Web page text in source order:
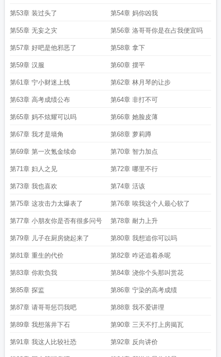
第53章 装过头了 第54章 妈你凶我
第55章 无妄之灾 第56章 洛哥哥你是在占我便宜吗
第57章 好吧是他邪恶了 第58章 拿下
第59章 汉服 第60章 摆平
第61章 宁小财迷上线 第62章 林月琴的让步
第63章 高考成绩公布 第64章 非打不可
第65章 妈不炫耀可以吗 第66章 她脸皮薄
第67章 我才是墙角 第68章 萝莉蹲
第69章 第一次氪金续命 第70章 智力加点
第71章 妇人之见 第72章 哪里不行
第73章 我也喜欢 第74章 活该
第75章 这攻击力太爆表了 第76章 唉我这个人最心软了
第77章 小朋友你是否有很多问号 第78章 耐力上升
第79章 儿子在厨房烧起来了 第80章 我想追你可以吗
第81章 重生的代价 第82章 咋还追着杀呢
第83章 你欺负我 第84章 浇你个头那叫赏花
第85章 探监 第86章 宁染的高考成绩
第87章 请哥哥惩罚我吧 第88章 我不爱讲理
第89章 我想落井下石 第90章 三天不打上房揭瓦
第91章 我这人比较社恐 第92章 反向讲价